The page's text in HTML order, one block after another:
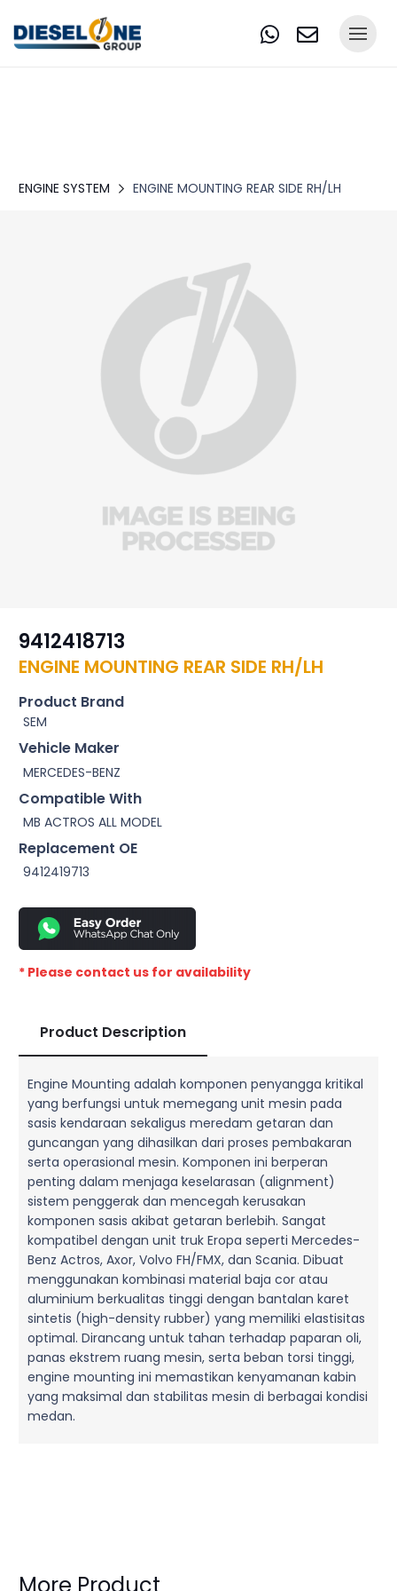
ENGINE SYSTEM ENGINE MOUNTING REAR SIDE RH/LH
9412418713
ENGINE MOUNTING REAR SIDE RH/LH
Product Brand
SEM
Vehicle Maker
MERCEDES-BENZ
Compatible With
MB ACTROS ALL MODEL
Replacement OE
9412419713
* Please contact us for availability
Product Description
Engine Mounting adalah komponen penyangga kritikal
yang berfungsi untuk memegang unit mesin pada
sasis kendaraan sekaligus meredam getaran dan
guncangan yang dihasilkan dari proses pembakaran
serta operasional mesin. Komponen ini berperan
penting dalam menjaga keselarasan (alignment)
sistem penggerak dan mencegah kerusakan
komponen sasis akibat getaran berlebih. Sangat
kompatibel dengan unit truk Eropa seperti Mercedes-
Benz Actros, Axor, Volvo FH/FMX, dan Scania. Dibuat
menggunakan kombinasi material baja cor atau
aluminium berkualitas tinggi dengan bantalan karet
sintetis (high-density rubber) yang memiliki elastisitas
optimal. Dirancang untuk tahan terhadap paparan oli,
panas ekstrem ruang mesin, serta beban torsi tinggi,
engine mounting ini memastikan kenyamanan kabin
yang maksimal dan stabilitas mesin di berbagai kondisi
medan.